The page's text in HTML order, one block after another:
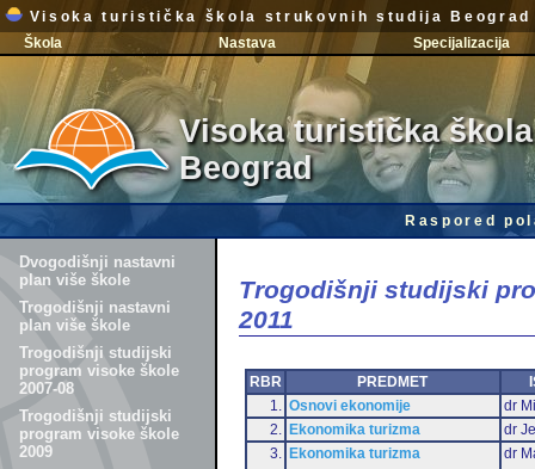
Visoka turistička škola strukovnih studija Beograd
Škola
Nastava Specijalizacija
Visoka turistička
Beograd
Raspored
Dvogodišnji nastavni
plan više škole
Trogodišnji nastavni
plan više škole
Trogodišnji studijski
program visoke škole
2007-08
Trogodišnji studijski
program visoke škole
2009
Trogodišnji studijski
2011
RBR PREDMET
1.
Osnovi ekonomije
dr
2.
Ekonomika turizma
dr
3.
Ekonomika turizma dr